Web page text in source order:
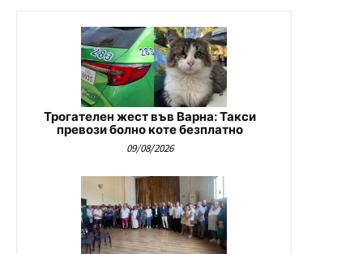
Трогателен жест във Варна: Такси
превози болно коте безплатно
09/08/2026